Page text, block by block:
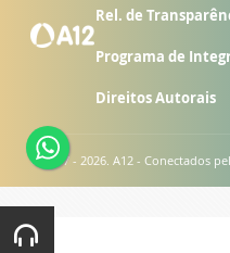
Rel. de
Programa de
Direitos Autorais
© 2007 - 2026. A12 - Conectados